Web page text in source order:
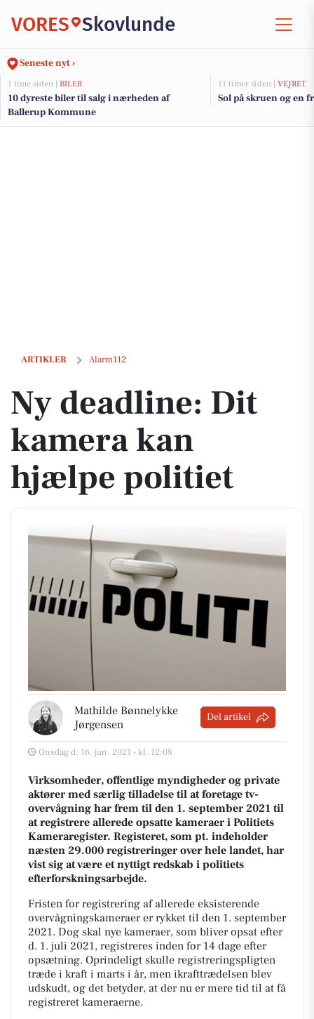
VORES Skovlunde
Seneste nyt ›
1 time siden | BILER
10 dyreste biler til salg i nærheden af
Ballerup Kommune
11 timer siden | VEJRET
Sol på skruen og en
ARTIKLER Alarm112
Ny deadline: Dit kamera kan hjælpe politiet
Ny deadline: Dit
kamera kan
hjælpe politiet
Mathilde Bønnelykke
Jørgensen
Del artikel
Onsdag d. 16. jun. 2021 - kl. 12:08
Virksomheder, offentlige myndigheder og private
aktører med særlig tilladelse til at foretage tv-
overvågning har frem til den 1. september 2021 til
at registrere allerede opsatte kameraer i Politiets
Kameraregister. Registeret, som pt. indeholder
næsten 29.000 registreringer over hele landet, har
vist sig at være et nyttigt redskab i politiets
efterforskningsarbejde.
Fristen for registrering af allerede eksisterende
overvågningskameraer er rykket til den 1. september
2021. Dog skal nye kameraer, som bliver opsat efter
d. 1. juli 2021, registreres inden for 14 dage efter
opsætning. Oprindeligt skulle registreringspligten
træde i kraft i marts i år, men ikrafttrædelsen blev
udskudt, og det betyder, at der nu er mere tid til at få
registreret kameraerne.